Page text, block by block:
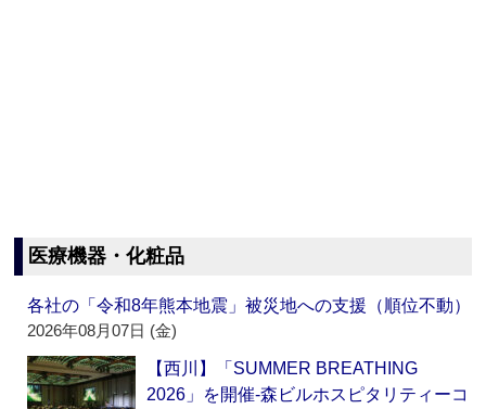
医療機器・化粧品
各社の「令和8年熊本地震」被災地への支援（順位不動）
2026年08月07日 (金)
【西川】「SUMMER BREATHING
2026」を開催‐森ビルホスピタリティーコ